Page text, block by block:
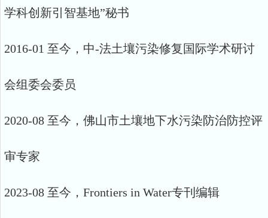
学科创新引智基地”秘书
2016-01 至今，中-法土壤污染修复国际学术研讨
会组委会委员
2020-08 至今，佛山市土壤地下水污染防治防控评
审专家
2023-08 至今 ， Frontiers in Water专刊编辑